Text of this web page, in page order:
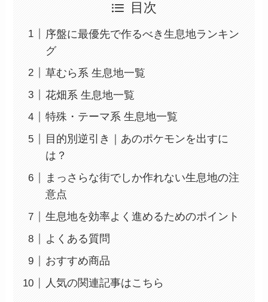
目次
序盤に最優先で作るべき生息地ランキン
グ
草むら系 生息地一覧
花畑系 生息地一覧
特殊・テーマ系 生息地一覧
目的別逆引き｜あのポケモンを出すに
は？
まっさらな街でしか作れない生息地の注
意点
生息地を効率よく進めるためのポイント
よくある質問
おすすめ商品
人気の関連記事はこちら